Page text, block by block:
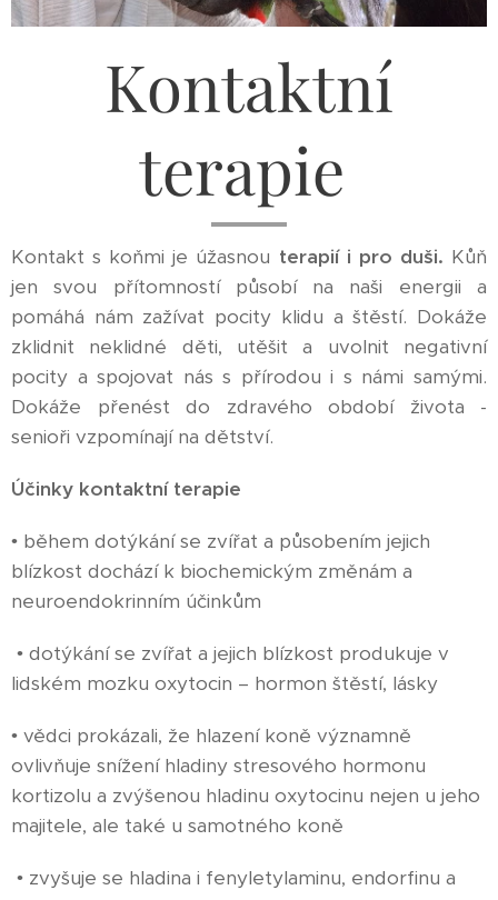
Kontaktní
terapie
Kontakt s koňmi je úžasnou terapií i pro duši. Kůň
jen svou přítomností působí na naši energii a
pomáhá nám zažívat pocity klidu a štěstí. Dokáže
zklidnit neklidné děti, utěšit a uvolnit negativní
pocity a spojovat nás s přírodou i s námi samými.
Dokáže přenést do zdravého období života -
senioři vzpomínají na dětství.
Účinky kontaktní terapie
• během dotýkání se zvířat a působením jejich
blízkost dochází k biochemickým změnám a
neuroendokrinním účinkům
• dotýkání se zvířat a jejich blízkost produkuje v
lidském mozku oxytocin – hormon štěstí, lásky
• vědci prokázali, že hlazení koně významně
ovlivňuje snížení hladiny stresového hormonu
kortizolu a zvýšenou hladinu oxytocinu nejen u jeho
majitele, ale také u samotného koně
• zvyšuje se hladina i fenyletylaminu, endorfinu a